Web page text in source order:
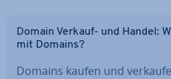
Domain Verkauf- und Handel:
mit Domains?
Domains kaufen und